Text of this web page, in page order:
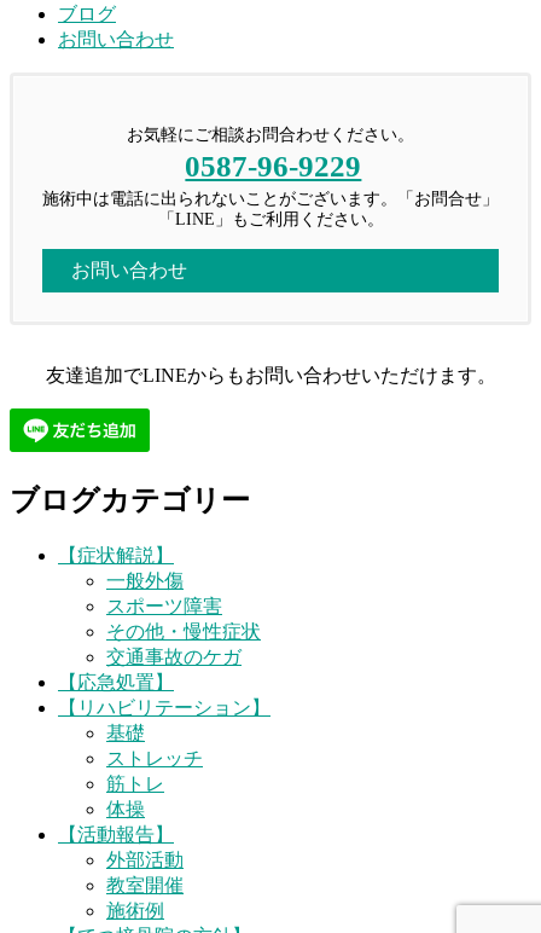
ブログ
お問い合わせ
お気軽にご相談お問合わせください。
0587-96-9229
施術中は電話に出られないことがございます。「お問合せ」
「LINE」もご利用ください。
お問い合わせ
友達追加でLINEからもお問い合わせいただけます。
ブログカテゴリー
【症状解説】
一般外傷
スポーツ障害
その他・慢性症状
交通事故のケガ
【応急処置】
【リハビリテーション】
基礎
ストレッチ
筋トレ
体操
【活動報告】
外部活動
教室開催
施術例